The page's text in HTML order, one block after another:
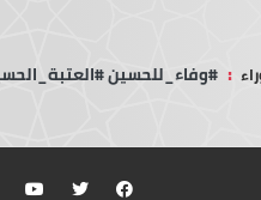
: #وفاء_للحسين